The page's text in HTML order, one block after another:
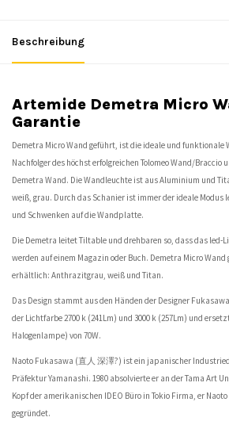
Beschreibung
Artemide Demetra Micro
Garantie
Demetra Micro Wand geführt, ist die ideale und funktionale
Nachfolger des höchst erfolgreichen Tolomeo Wand/Braccio
Demetra Wand. Die Wandleuchte ist aus Aluminium und
weiß, grau. Durch das Schanier ist immer der ideale Modus
und Schwenken auf die Wandplatte.
Die Demetra leitet Tiltable und drehbaren so, dass das
werden auf einem Magazin oder Buch. Demetra Micro
erhältlich: Anthrazitgrau, weiß und Titan.
Das Design stammt aus den Händen der Designer
der Lichtfarbe 2700 k (241Lm) und 3000 k (257Lm) und
Halogenlampe) von 70W.
Naoto Fukasawa (直人 深澤?) ist ein japanischer
Präfektur Yamanashi. 1980 absolvierte er an der Tama Art
Kopf der amerikanischen IDEO Büro in Tokio Firma, er
gegründet.